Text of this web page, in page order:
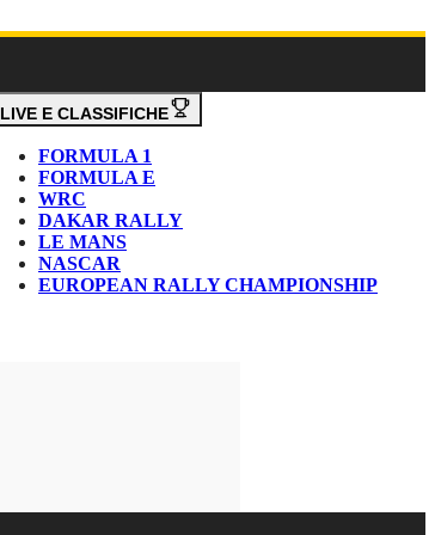
LIVE E CLASSIFICHE
FORMULA 1
FORMULA E
WRC
DAKAR RALLY
LE MANS
NASCAR
EUROPEAN RALLY CHAMPIONSHIP